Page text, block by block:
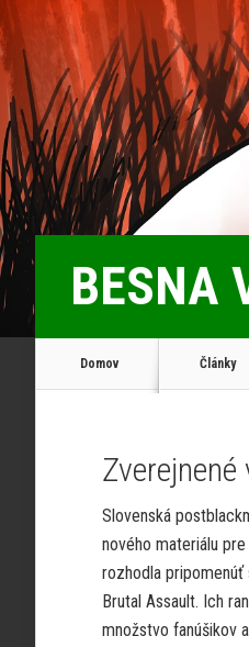
BESNA
Domov Články
Slovenská
nového materiálu pre
rozhodla pripomenúť
Brutal Assault. Ich
množstvo fanúšikov